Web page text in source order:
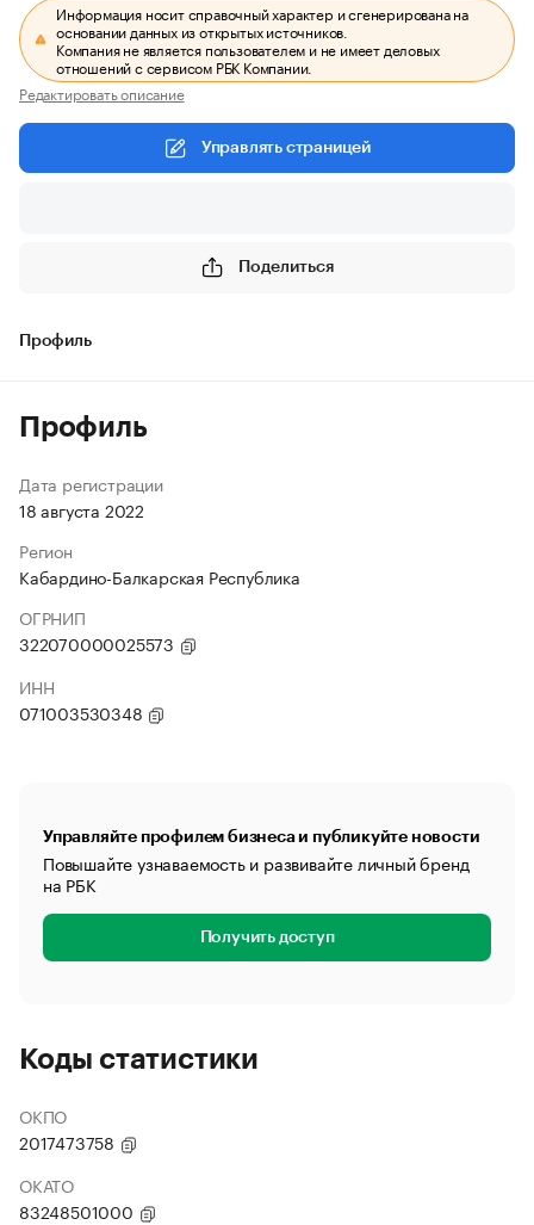
Информация носит справочный характер и сгенерирована на
основании данных из открытых источников.
Компания не является пользователем и не имеет деловых
отношений с сервисом РБК Компании.
Редактировать описание
Управлять страницей
Поделиться
Профиль
Профиль
Дата регистрации
18 августа 2022
Регион
Кабардино-Балкарская Республика
ОГРНИП
322070000025573
ИНН
071003530348
Управляйте профилем бизнеса и публикуйте новости
Повышайте узнаваемость и развивайте личный бренд
на РБК
Получить доступ
Коды статистики
ОКПО
2017473758
ОКАТО
83248501000